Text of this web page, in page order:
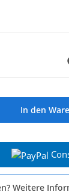
In den
Weitere